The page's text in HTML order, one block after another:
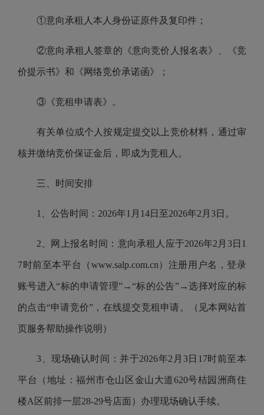
①意向承租人本人身份证原件及复印件；
②意向承租人签章的《意向竞价人报名表》、《竞
价提示书》和《网络竞价承诺函》；
③《竞租申请表》。
有关单位或个人按规定提交以上竞价材料，通过审
核并缴纳竞价保证金后，即成为竞租人。
三、时间安排
1、公告时间：2026年1月14日至2026年2月3日。
2、网上报名时间：意向承租人应于2026年2月3日1
7时前至本平台（www.salp.com.cn）注册用户名，登录
账号进入“标的申请管理”→“标的公告”→选择对应的标
的点击“申请竞价”，在线提交竞租申请。（见本网站首
页服务帮助操作说明）
3、现场确认时间：并于2026年2月3日17时前至本
平台（地址：福州市仓山区金山大道620号桔园洲商住
楼A区前排一层28-29号店面）办理现场确认手续。